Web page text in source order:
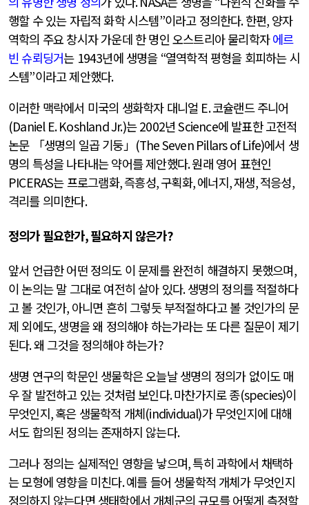
행할 수 있는 자립적 화학 시스템”이라고 정의한다.한편, 양자
역학의 주요 창시자 가운데 한 명인 오스트리아 물리학자에르
빈 슈뢰딩거는 1943년에 생명을 “열역학적 평형을 회피하는 시
스템”이라고 제안했다.
이러한 맥락에서 미국의 생화학자 대니얼 E.코슐랜드 주니어
(Daniel E. Koshland Jr.)는2002년Science에 발표한 고전적
논문 「생명의 일곱 기둥」 (The Seven Pillars of Life)에서 생
명의 특성을 나타내는 약어를 제안했다.원래 영어 표현인
PICERAS는 프로그램화,즉흥성,구획화,에너지,재생,적응성,
격리를 의미한다.
정의가 필요한가,필요하지 않은가?
앞서 언급한 어떤 정의도 이 문제를 완전히 해결하지 못했으며,
이 논의는 말 그대로 여전히 살아 있다.생명의 정의를 적절하다
고 볼 것인가, 아니면 흔히 그렇듯 부적절하다고 볼 것인가의 문
제 외에도,생명을 왜 정의해야 하는가라는 또 다른 질문이 제기
된다.왜 그것을 정의해야 하는가?
생명 연구의 학문인 생물학은 오늘날 생명의 정의가 없이도 매
우 잘 발전하고 있는 것처럼 보인다.마찬가지로 종(species)이
무엇인지,혹은 생물학적 개체(individual)가 무엇인지에 대해
서도 합의된 정의는 존재하지 않는다.
그러나 정의는 실제적인 영향을 낳으며,특히 과학에서 채택하
는 모형에 영향을 미친다.예를 들어 생물학적 개체가 무엇인지
정의하지 않는다면 생태학에서 개체군의 규모를 어떻게 측정할